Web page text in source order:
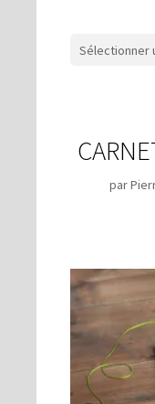
Sélectionner
par